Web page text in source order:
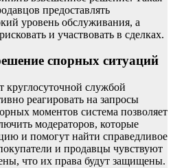
предоставлять
уровень обслуживания, а
и участвовать в сделках.
спорных ситуаций
круглосуточной службой
реагировать на запросы
моментов система позволяет
модераторов, которые
и помогут найти справедливое
и продавцы чувствуют
что их права будут защищены.